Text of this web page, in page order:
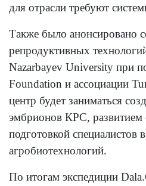
для отрасли требуют
Также было анонсировано
репродуктивных
Nazarbayev University при
Foundation и ассоциации
центр будет заниматься
эмбрионов КРС, развитием
подготовкой специалистов
агробиотехнологий.
По итогам экспедиции